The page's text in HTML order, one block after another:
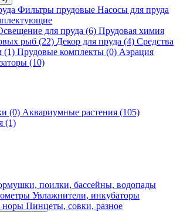
Фильтры прудовые Насосы для пруда
для пруда (6) Прудовая химия
рыб (22) Декор для пруда (4) Средства
(1) Прудовые комплекты (0) Аэрация
(10)
(0) Аквариумные растения (105)
(1)
поилки, бассейны, водопады
Увлажнители, инкубаторы
норы Пинцеты, совки, разное